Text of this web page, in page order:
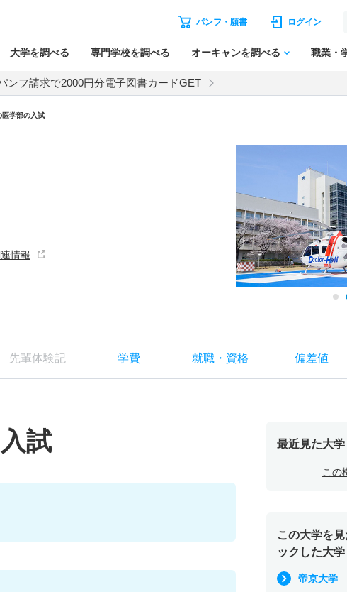
パンフ・願書 ログイン
大学を調べる 専門学校を調べる オーキャンを調べる 職業・
ンフ請求で2000円分電子図書カードGET
医学部の入試
情報
先輩体験記 学費 就職・ 資格 偏差値
試 最近見た大学
この
この大学を
ックした大学
帝京大学